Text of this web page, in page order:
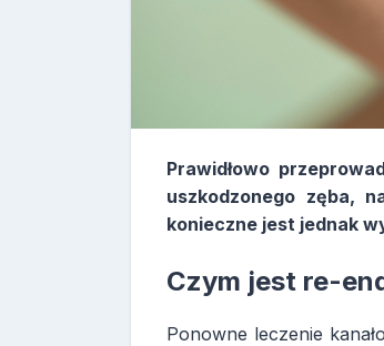
Prawidłowo
uszkodzonego zęba,
konieczne jest jednak
Czym jest re-
Ponowne leczenie